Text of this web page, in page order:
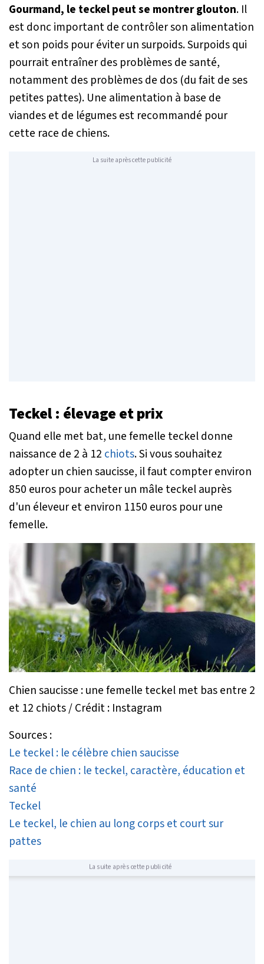
Gourmand, le teckel peut se montrer glouton. Il
est donc important de contrôler son alimentation
et son poids pour éviter un surpoids. Surpoids qui
pourrait entraîner des problèmes de santé,
notamment des problèmes de dos (du fait de ses
petites pattes). Une alimentation à base de
viandes et de légumes est recommandé pour
cette race de chiens.
La suite après cette publicité
Teckel: élevage et prix
Quand elle met bat, une femelle teckel donne
naissance de 2 à 12 chiots. Si vous souhaitez
adopter un chien saucisse, il faut compter environ
850 euros pour acheter un mâle teckel auprès
d'un éleveur et environ 1150 euros pour une
femelle.
Chien saucisse : une femelle teckel met bas entre 2
et 12 chiots / Crédit : Instagram
Sources :
Le teckel : le célèbre chien saucisse
Race de chien : le teckel, caractère, éducation et
santé
Teckel
Le teckel, le chien au long corps et court sur
pattes
La suite après cette publicité